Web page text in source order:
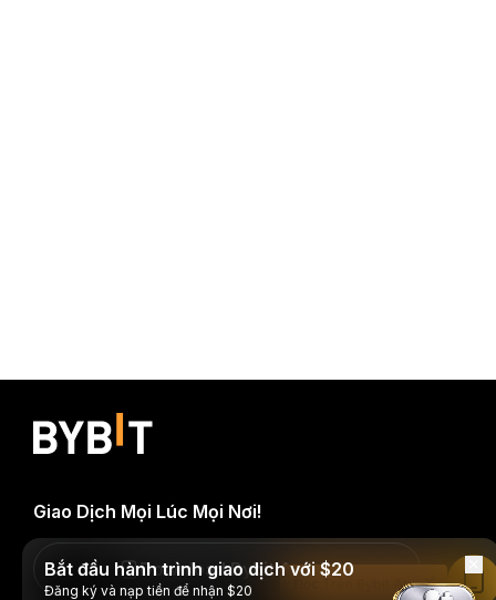
Giao Dịch Mọi Lúc Mọi Nơi!
Download Bybit App
Bắt đầu hành trình giao dịch với $20
Đăng ký và nạp tiền để nhận $20 Đọc Trên Bybit App